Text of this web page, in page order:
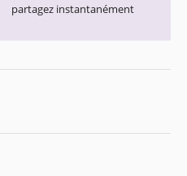
partagez instantanément